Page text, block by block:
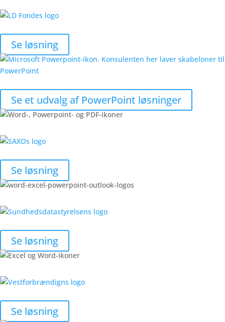
Se løsning
Se et udvalg af PowerPoint løsninger
Se løsning
Se løsning
Se løsning